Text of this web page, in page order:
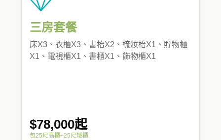
三房套餐
床X3、衣櫃X3、書枱X2、梳妝枱X1、貯物櫃
X1、電視櫃X1、書櫃X1、飾物櫃X1
$78,000起
包25尺高櫃+25尺矮櫃